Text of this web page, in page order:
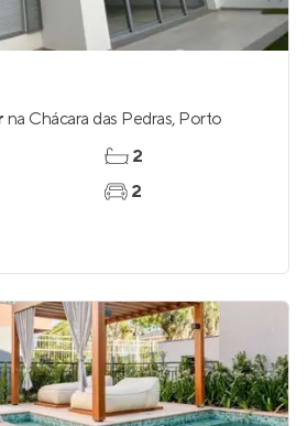
na Chácara das Pedras, Porto
2
2